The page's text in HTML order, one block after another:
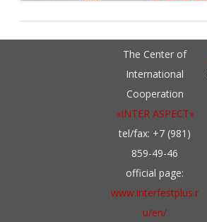
The Center of
International
Cooperation
«INTER ASPECT»
tel/fax: +7 (981)
859-49-46
official page:
www.interfestplus.r
u/en/